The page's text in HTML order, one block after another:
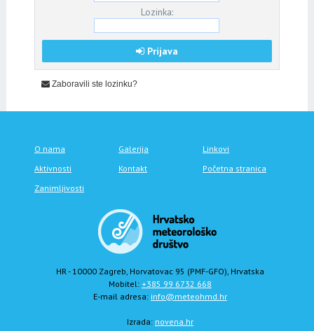
Lozinka:
Prijava
Zaboravili ste lozinku?
O nama Galerija
Linkovi
Aktivnosti
Kontakt
Početna stranica
Zanimljivosti
HR - 10000 Zagreb, Horvatovac 95 (PMF-GFO), Hrvatska
Mobitel: +385 99 6732 668
E-mail adresa: info@meteohmd.hr
Izrada: novena.hr